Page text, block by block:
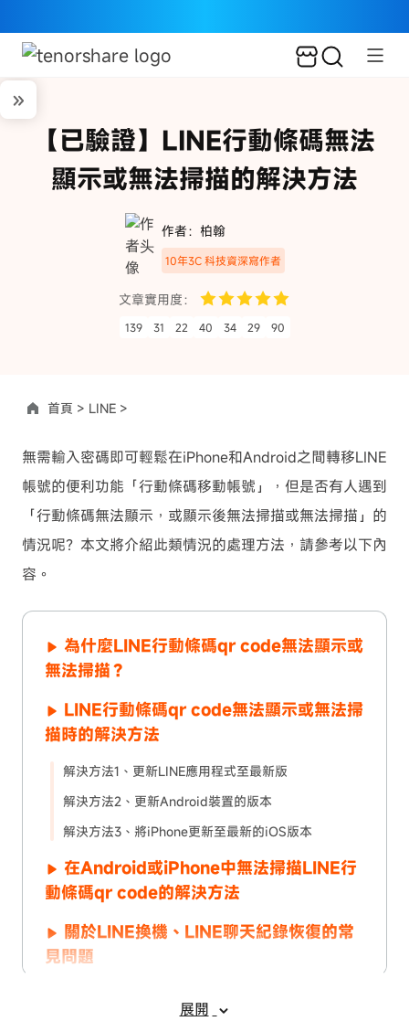
【已驗證】LINE行動條碼無法
顯示或無法掃描的解決方法
作者：柏翰
10年3C 科技資深寫作者
文章實用度：
139 31 22 40 34 29 90
首頁 > LINE >
無需輸入密碼即可輕鬆在iPhone和Android之間轉移LINE
帳號的便利功能「行動條碼移動帳號」，但是否有人遇到
「行動條碼無法顯示，或顯示後無法掃描或無法掃描」的
情況呢？本文將介紹此類情況的處理方法，請參考以下內
容。
為什麼LINE行動條碼qr code無法顯示或
無法掃描？
LINE行動條碼qr code無法顯示或無法掃
描時的解決方法
解決方法1、更新LINE應用程式至最新版
解決方法2、更新Android裝置的版本
解決方法3、將iPhone更新至最新的iOS版本
在Android或iPhone中無法掃描LINE行
動條碼qr code的解決方法
關於LINE換機、LINE聊天紀錄恢復的常
見問題
展開